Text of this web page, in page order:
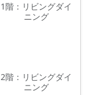
1階：リビングダイ
ニング
2階：リビングダイ
ニング